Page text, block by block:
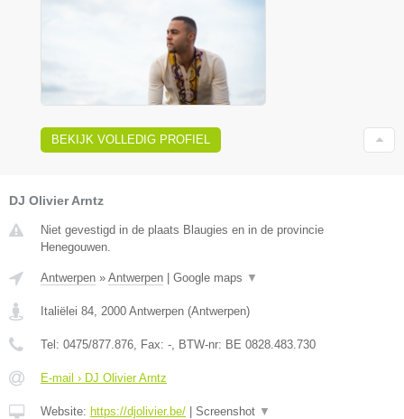
BEKIJK VOLLEDIG PROFIEL
DJ Olivier Arntz
Niet gevestigd in de plaats Blaugies en in de provincie
Henegouwen.
Antwerpen » Antwerpen | Google maps ▼
Italiëlei 84 2000 Antwerpen (Antwerpen)
Tel: 0475/877.876 , Fax: - , BTW-nr: BE 0828.483.730
E-mail › DJ Olivier Arntz
Website: https://djolivier.be/ | Screenshot ▼